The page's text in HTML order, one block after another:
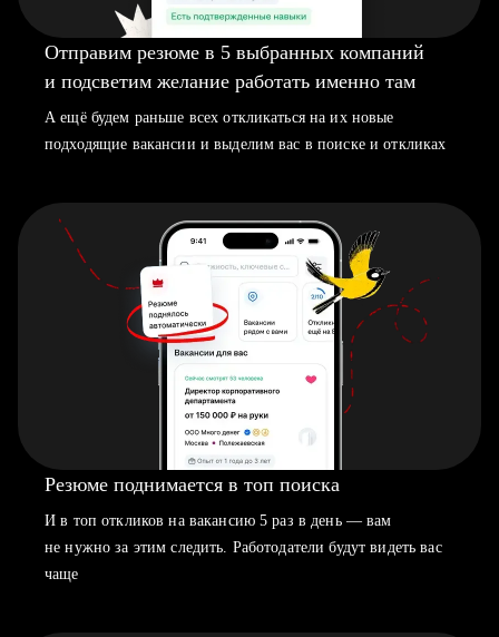
Отправим резюме в 5 выбранных компаний
и подсветим желание работать именно там
А ещё будем раньше всех откликаться на их новые
подходящие вакансии и выделим вас в поиске и откликах
Резюме поднимается в топ поиска
И в топ откликов на вакансию 5 раз в день — вам
не нужно за этим следить. Работодатели будут видеть вас
чаще